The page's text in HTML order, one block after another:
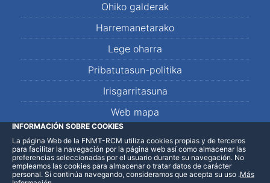
Ohiko galderak
Harremanetarako
Lege oharra
Pribatutasun-politika
Irisgarritasuna
Web mapa
LinkedInFacebookWhatsApp
INFORMACIÓN SOBRE COOKIES
La página Web de la FNMT-RCM utiliza cookies propias y de terceros
para facilitar la navegación por la página web así como almacenar las
preferencias seleccionadas por el usuario durante su navegación. No
empleamos las cookies para almacenar o tratar datos de carácter
personal. Si continúa navegando, consideramos que acepta su uso .Más